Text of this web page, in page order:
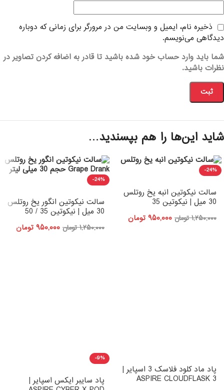
ذخیره نام، ایمیل و وبسایت من در مرورگر برای زمانی که دوباره
دیدگاهی می‌نویسم.
شما باید وارد حساب خود شده باشید تا قادر به اضافه کردن تصاویر در
نظرات باشید.
شاید این‌ها را هم بپسندید…
-24%
سالت نیکوتین انبه یخ روتلس
30 میل | نیکوتین 35
۱,۲۵۰,۰۰۰ تومان ۹۵۰,۰۰۰ تومان
-24%
سالت نیکوتین انگور یخ روتلس
30 میل | نیکوتین 35 / 50
۱,۲۵۰,۰۰۰ تومان ۹۵۰,۰۰۰ تومان
پاد ماد کلود فلاسک 3 اسپایر |
ASPIRE CLOUDFLASK 3
-9%
پاد سایبر ایکس اسپایر |